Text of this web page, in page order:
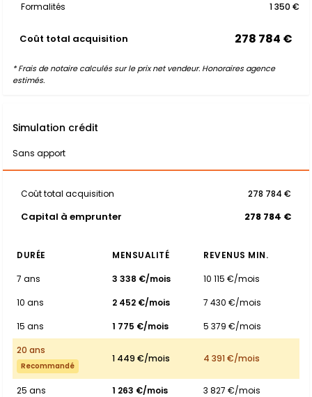
Formalités
1 350 €
Coût total acquisition 278 784 €
* Frais de notaire calculés sur le prix net vendeur. Honoraires agence
estimés.
Simulation crédit
Sans apport
Coût total acquisition 278 784 €
Capital à emprunter 278 784 €
DURÉE MENSUALITÉ
REVENUS MIN.
7 ans
3 338 €/mois
10 115 €/mois
10 ans
2 452 €/mois
7 430 €/mois
15 ans
1 775 €/mois
5 379 €/mois
20 ans
Recommandé
1 449 €/mois 4 391 €/mois
25 ans 1 263 €/mois 3 827 €/mois